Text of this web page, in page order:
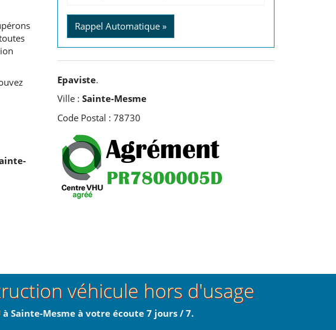
Rappel Automatique »
Epaviste.
Ville : Sainte-Mesme
Code Postal : 78730
véhicule hors d'usage
Sainte-Mesme à votre écoute 7 jours / 7.